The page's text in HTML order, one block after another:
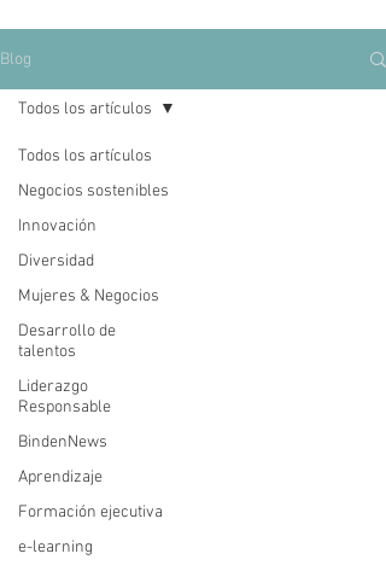
Blog
Todos los artículos
Negocios sostenibles
Innovación
Diversidad
Mujeres & Negocios
Desarrollo de
talentos
Liderazgo
Responsable
BindenNews
Aprendizaje
Formación ejecutiva
e-learning
Todos los artículos